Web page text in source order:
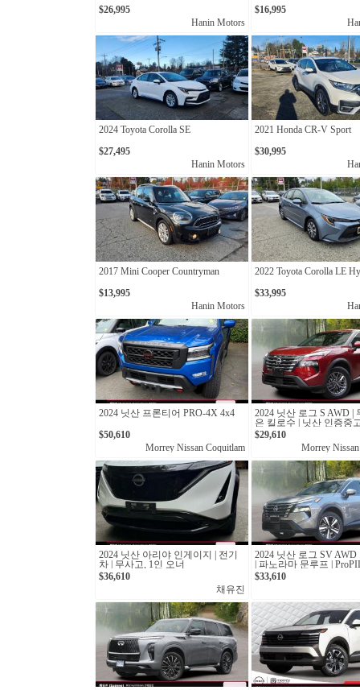
$26,995
Hanin Motors
$16,995
2024 Toyota Corolla SE
$27,495
Hanin Motors
2021 Honda CR-V Sport
$30,995
2017 Mini Cooper Countryman
$13,995
Hanin Motors
2022 Toyota Corolla LE
$33,995
2024 닛산 프론티어 PRO-4X 4x4
$50,610
Morrey Nissan Coquitlam
2024 닛산 로그 S AWD |
은 킬로수 | 닛산 인증중
$29,610
Morrey
2024 닛산 아리야 인게이지 | 전기
차 | 무사고, 1인 오너
$36,610
채유진
2024 닛산 로그 SV
| 파노라마 문루프 |
산 캐나다 인증중고
$33,610